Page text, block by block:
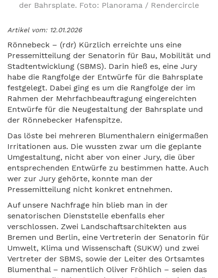
der Bahrsplate. Foto: Planorama / Rendercircle
Artikel vom: 12.01.2026
Rönnebeck – (rdr) Kürzlich erreichte uns eine
Pressemitteilung der Senatorin für Bau, Mobilität und
Stadtentwicklung (SBMS). Darin hieß es, eine Jury
habe die Rangfolge der Entwürfe für die Bahrsplate
festgelegt. Dabei ging es um die Rangfolge der im
Rahmen der Mehrfachbeauftragung eingereichten
Entwürfe für die Neugestaltung der Bahrsplate und
der Rönnebecker Hafenspitze.
Das löste bei mehreren Blumenthalern einigermaßen
Irritationen aus. Die wussten zwar um die geplante
Umgestaltung, nicht aber von einer Jury, die über
entsprechenden Entwürfe zu bestimmen hatte. Auch
wer zur Jury gehörte, konnte man der
Pressemitteilung nicht konkret entnehmen.
Auf unsere Nachfrage hin blieb man in der
senatorischen Dienststelle ebenfalls eher
verschlossen. Zwei Landschaftsarchitekten aus
Bremen und Berlin, eine Vertreterin der Senatorin für
Umwelt, Klima und Wissenschaft (SUKW) und zwei
Vertreter der SBMS, sowie der Leiter des Ortsamtes
Blumenthal – namentlich Oliver Fröhlich – seien das